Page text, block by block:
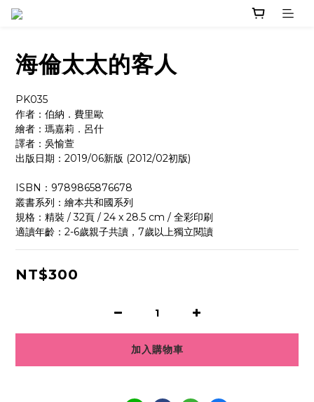
海倫太太的客人
PK035
作者：伯納．費里歐
繪者：瑪嘉莉．呂什
譯者：吳愉萱
出版日期：2019/06新版 (2012/02初版)
ISBN：9789865876678
叢書系列：繪本共和國系列
規格：精裝 / 32頁 / 24 x 28.5 cm / 全彩印刷
適讀年齡：2-6歲親子共讀，7歲以上獨立閱讀
NT$300
加入購物車